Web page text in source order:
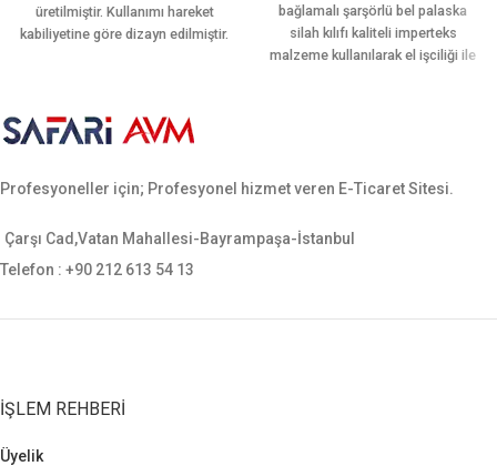
üretilmiştir. Kullanımı hareket
kabiliyetine göre dizayn edilmiştir.
bacağı sararak hareket rahatlığı
sağlamaktadır. Sarsılmaz, canik,
sauer, smith wesson gibi tüm orta
bağlamalı şarşörlü bel palaska
silah kılıfı kaliteli imperteks
malzeme kullanılarak el işciliği ile
sağlamaktadır. Sarsılmaz, canik,
sauer, smith wesson gibi tüm orta
Profesyoneller için; Profesyonel hizmet veren E-Ticaret Sitesi.
Çarşı Cad,Vatan Mahallesi-Bayrampaşa-İstanbul
Telefon : +90 212 613 54 13
İŞLEM REHBERI
Üyelik